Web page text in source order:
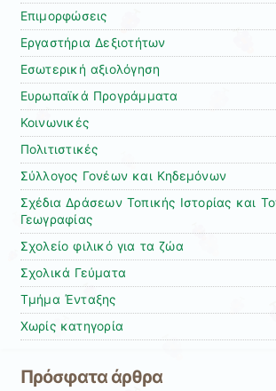
Επιμορφώσεις
Εργαστήρια Δεξιοτήτων
Εσωτερική αξιολόγηση
Ευρωπαϊκά Προγράμματα
Κοινωνικές
Πολιτιστικές
Σύλλογος Γονέων και Κηδεμόνων
Σχέδια Δράσεων Τοπικής Ιστορίας και
Γεωγραφίας
Σχολείο φιλικό για τα ζώα
Σχολικά Γεύματα
Τμήμα Ένταξης
Χωρίς κατηγορία
Πρόσφατα άρθρα